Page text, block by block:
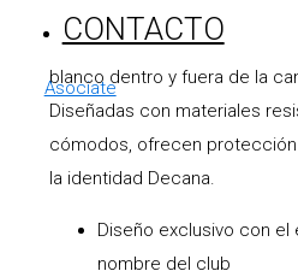
CONTACTO
Asociate
para quienes defienden los
blanco dentro y fuera de la
Diseñadas con materiales
cómodos, ofrecen
la identidad Decana.
Diseño exclusivo con el
nombre del club